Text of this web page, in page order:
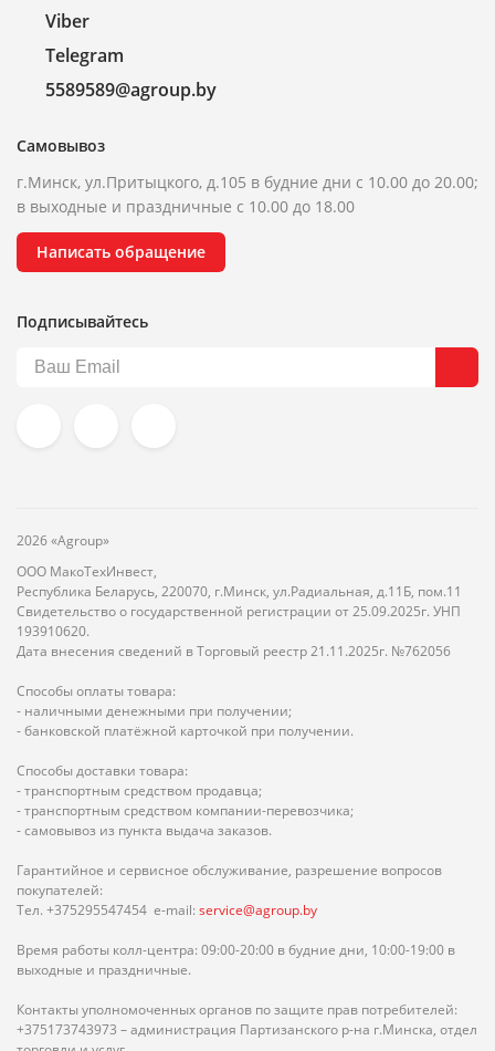
Viber
Telegram
5589589@agroup.by
Самовывоз
г.Минск, ул.Притыцкого, д.105 в будние дни с 10.00 до 20.00;
в выходные и праздничные с 10.00 до 18.00
Написать обращение
Подписывайтесь
2026 «Agroup»
ООО МакоТехИнвест,
Республика Беларусь, 220070, г.Минск, ул.Радиальная, д.11Б, пом.11
Свидетельство о государственной регистрации от 25.09.2025г. УНП
193910620.
Дата внесения сведений в Торговый реестр 21.11.2025г. №762056
Способы оплаты товара:
- наличными денежными при получении;
- банковской платёжной карточкой при получении.
Способы доставки товара:
- транспортным средством продавца;
- транспортным средством компании-перевозчика;
- самовывоз из пункта выдача заказов.
Гарантийное и сервисное обслуживание, разрешение вопросов
покупателей:
Тел. +375295547454 e-mail: service@agroup.by
Время работы колл-центра: 09:00-20:00 в будние дни, 10:00-19:00 в
выходные и праздничные.
Контакты уполномоченных органов по защите прав потребителей:
+375173743973 – администрация Партизанского р-на г.Минска, отдел